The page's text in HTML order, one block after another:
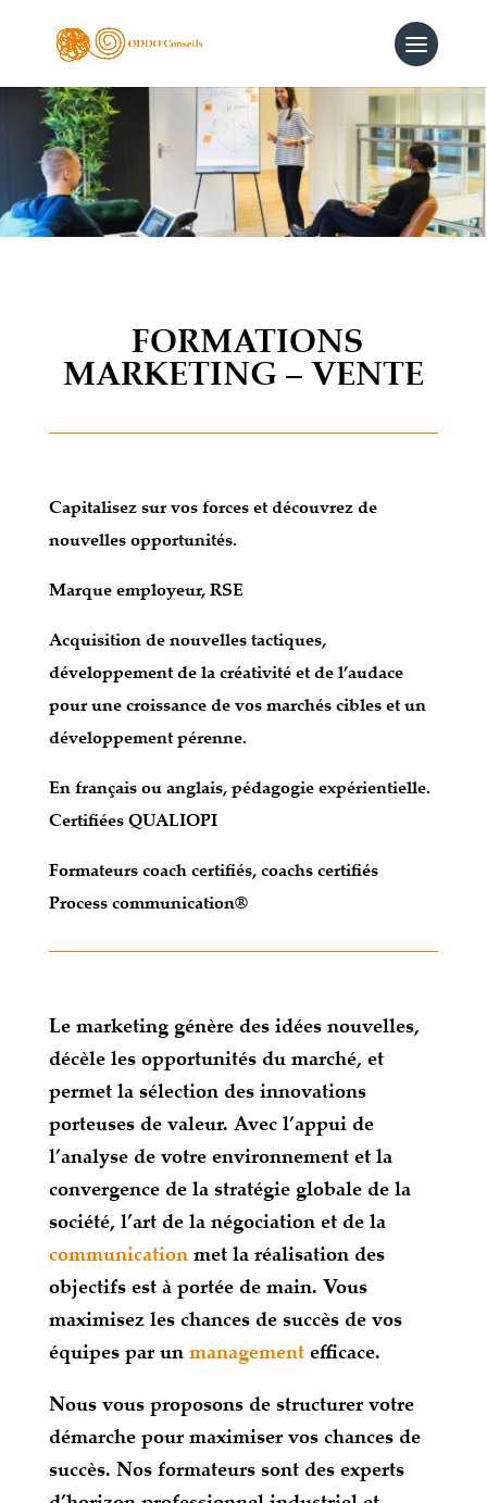
FORMATIONS
MARKETING – VENTE
Capitalisez sur vos forces et découvrez de
nouvelles opportunités.
Marque employeur, RSE
Acquisition de nouvelles tactiques,
développement de la créativité et de l’audace
pour une croissance de vos marchés cibles et un
développement pérenne.
En français ou anglais, pédagogie expérientielle.
Certifiées QUALIOPI
Formateurs coach certifiés, coachs certifiés
Process communication®
Le marketing génère des idées nouvelles,
décèle les opportunités du marché, et
permet la sélection des innovations
porteuses de valeur. Avec l’appui de
l’analyse de votre environnement et la
convergence de la stratégie globale de la
société, l’art de la négociation et de la
communicationmet la réalisation des
objectifs est à portée de main. Vous
maximisez les chances de succès de vos
équipes par un managementefficace.
Nous vous proposons de structurer votre
démarche pour maximiser vos chances de
succès. Nos formateurs sont des experts